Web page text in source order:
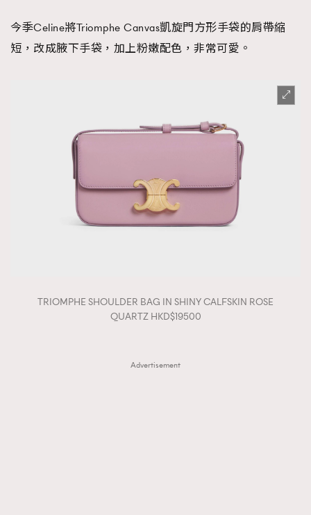
今季Celine將Triomphe Canvas凱旋門方形手袋的肩帶縮
短，改成腋下手袋，加上粉嫩配色，非常可愛。
TRIOMPHE SHOULDER BAG IN SHINY CALFSKIN ROSE
QUARTZ HKD$19500
Advertisement